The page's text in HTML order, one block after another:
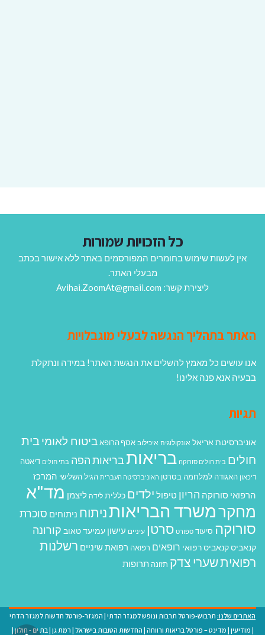
כל הזכויות שמורות
אין לעשות שימוש בחומרים המפורסמים באתר ללא אישור בכתב
מבעלי האתר.
ליצירת קשר: Avihai.ZoomAt@gmail.com
האתר בתהליך הנגשה לבעלי מוגבלויות
אנו עושים כל מאמץ להשלים את הנגשת האתר! במידה ונתקלת
בבעיה אנא פנה אלינו!
תגיות
אוניברסיטת אריאל אונקולוגיה איכילוב אסף הרופא ביטוח לאומיבית
חולים בית חולים סורוקה בריאותבריאות הפה בתי חולים דיאטה
דיכאון האגודה למלחמה בסרטן האוניברסיטה העברית הגיל השלישי המרכז
הרפואי סורוקה הריון טיפול ילדים כללית לידה ליצמן מד"א
מחקרמשרד הבריאותניתוח ניתוחים סוכרת
סורוקה סיעוד ספורט סרטן עיניים עישון עמיעד טאוב קורונה
קנאביסקנאביס רפואי רופאים רפואה רפואת שיניים רשלנות
רפואיתשערי צדק תזונה תרופות
האתרים שלנו: תרבוש-פורטל תרבות ונופש למגזר הדתי | המגזר-פורטל חדשות למגזר הדתי
| מודיעין | מדינט – פורטל בריאות ורווחה | החדשות הטובות בישראל | רמת גן |בת ים - חולון|